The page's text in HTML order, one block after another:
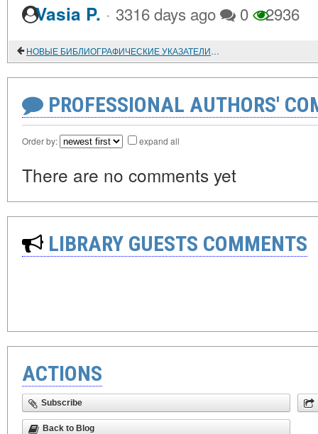
Vasia P. · 3316 days ago 0 2936
НОВЫЕ БИБЛИОГРАФИЧЕСКИЕ УКАЗАТЕЛИ ПО ИСТОРИИ
PROFESSIONAL AUTHORS'
Order by: expand all
There are no comments yet
LIBRARY GUESTS COMMENTS
ACTIONS
Subscribe
Back to Blog